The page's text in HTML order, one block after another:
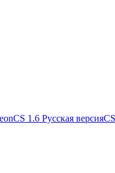
CS 1.6 Русская версия